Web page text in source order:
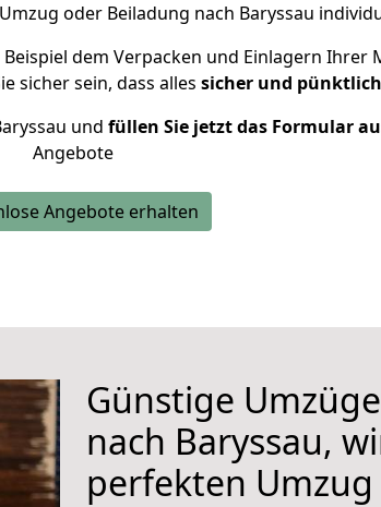
oder Beiladung nach Baryssau
Beispiel dem Verpacken und Einlagern Ihrer
sicher sein, dass alles sicher und pünktlich
und füllen Sie jetzt das Formular
Angebote
Angebote erhalten
Günstige
nach Baryssau,
perfekten Umzug